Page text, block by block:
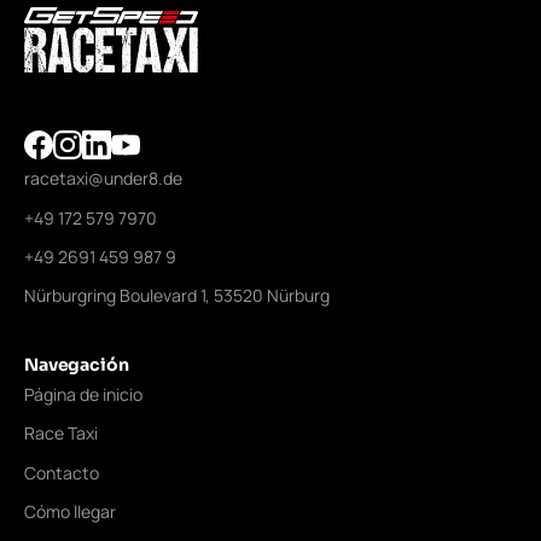
Navegación
Página de inicio
Race Taxi
Contacto
Cómo llegar
racetaxi@under8.de
+49 172 579 7970
+49 2691 459 987 9
Nürburgring Boulevard 1, 53520 Nürburg